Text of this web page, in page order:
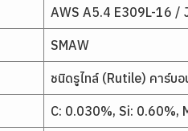
AWS A5.4 E309L-16 /
SMAW
ชนิดรูไทล์ (Rutile) คาร์บอ
C: 0.030%, Si: 0.60%,